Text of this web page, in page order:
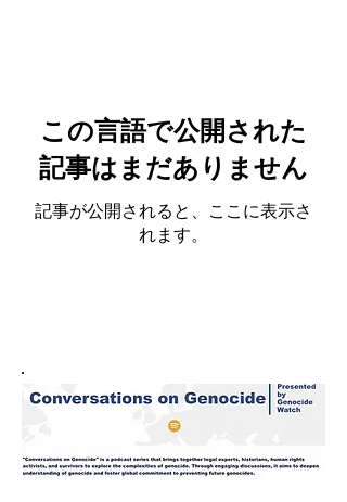
この言語で公開された
記事はまだありません
記事が公開されると、ここに表示さ
れます。